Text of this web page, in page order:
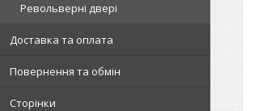
Револьверні двері
Доставка та оплата
Повернення та обмін
Сторінки